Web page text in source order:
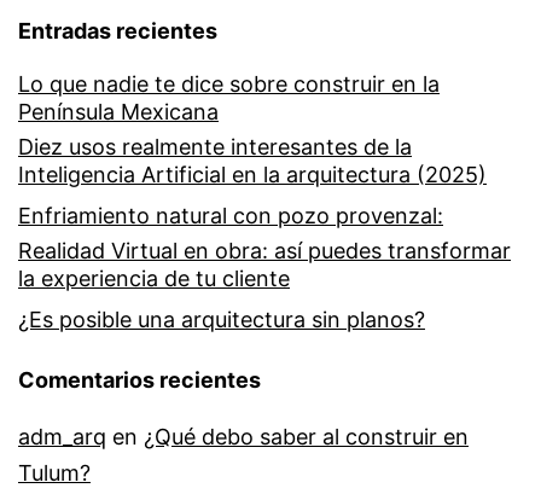
Entradas recientes
Lo que nadie te dice sobre construir en la
Península Mexicana
Diez usos realmente interesantes de la
Inteligencia Artificial en la arquitectura (2025)
Enfriamiento natural con pozo provenzal:
Realidad Virtual en obra: así puedes transformar
la experiencia de tu cliente
¿Es posible una arquitectura sin planos?
Comentarios recientes
adm_arq en ¿Qué debo saber al construir en
Tulum?